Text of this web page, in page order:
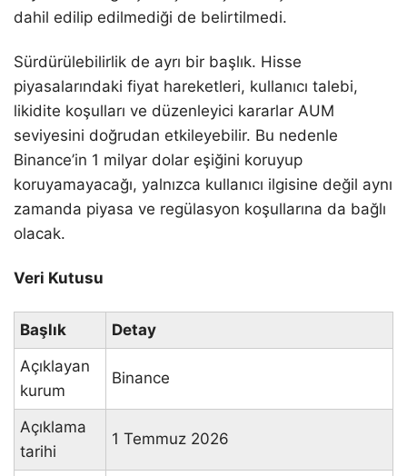
dahil edilip edilmediği de belirtilmedi.
Sürdürülebilirlik de ayrı bir başlık. Hisse
piyasalarındaki fiyat hareketleri, kullanıcı talebi,
likidite koşulları ve düzenleyici kararlar AUM
seviyesini doğrudan etkileyebilir. Bu nedenle
Binance’in 1 milyar dolar eşiğini koruyup
koruyamayacağı, yalnızca kullanıcı ilgisine değil aynı
zamanda piyasa ve regülasyon koşullarına da bağlı
olacak.
Veri Kutusu
Başlık
Detay
Açıklayan
kurum
Binance
Açıklama
tarihi
1 Temmuz 2026